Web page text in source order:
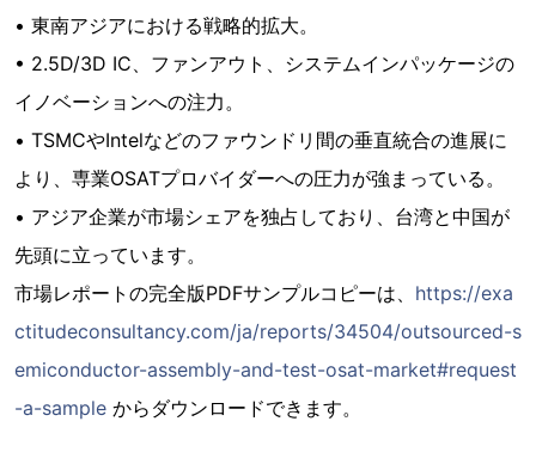
• 東南アジアにおける戦略的拡大。
• 2.5D/3D IC、ファンアウト、システムインパッケージの
イノベーションへの注力。
• TSMCやIntelなどのファウンドリ間の垂直統合の進展に
より、専業OSATプロバイダーへの圧力が強まっている。
• アジア企業が市場シェアを独占しており、台湾と中国が
先頭に立っています。
市場レポートの完全版PDFサンプルコピーは、 https://exa
ctitudeconsultancy.com/ja/reports/34504/outsourced-s
emiconductor-assembly-and-test-osat-market#request
-a-sample からダウンロードできます。